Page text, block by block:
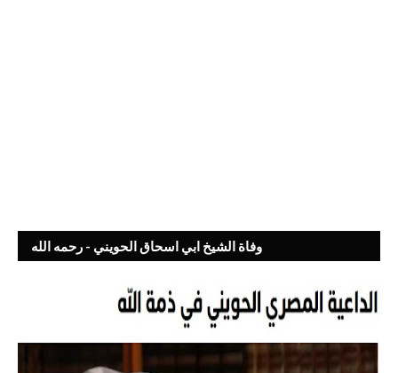
وفاة الشيخ ابي اسحاق الحويني - رحمه الله